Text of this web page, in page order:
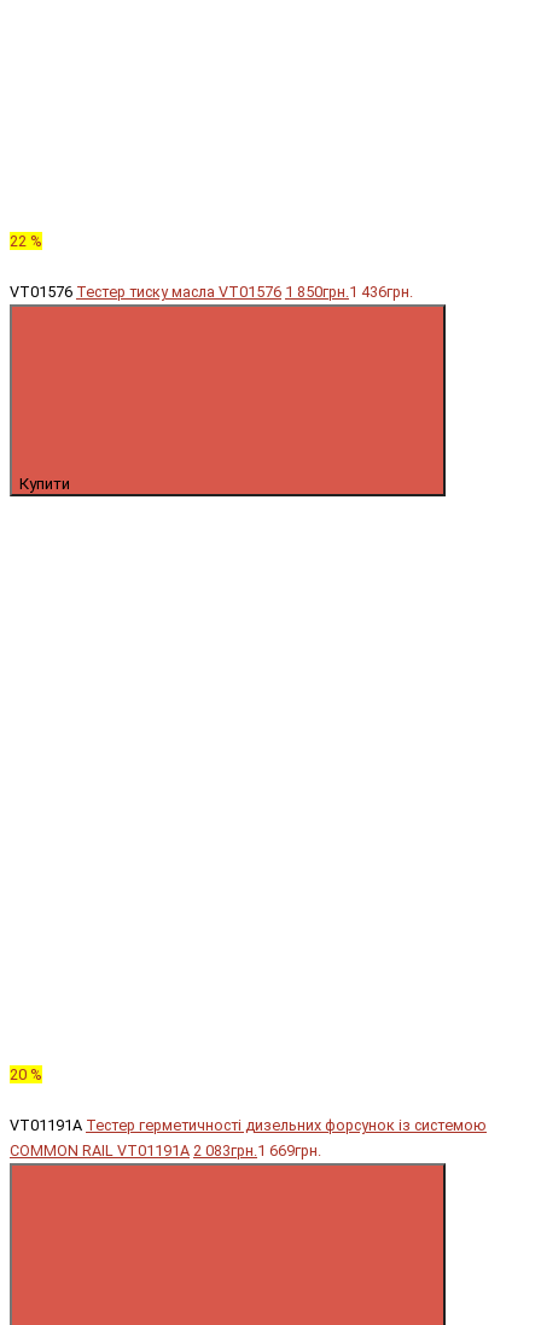
22 %
VT01576 Тестер тиску масла VT01576 1 850грн. 1 436грн.
Купити
20 %
VT01191A Тестер герметичності дизельних форсунок із системою
COMMON RAIL VT01191A 2 083грн. 1 669грн.